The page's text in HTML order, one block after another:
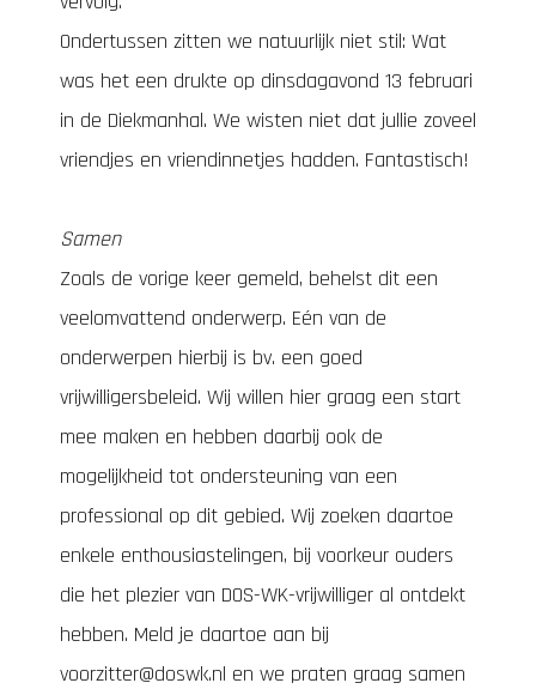
Ondertussen zitten we natuurlijk niet stil: Wat
was het een drukte op dinsdagavond 13 februari
in de Diekmanhal. We wisten niet dat jullie zoveel
vriendjes en vriendinnetjes hadden. Fantastisch!
Samen
Zoals de vorige keer gemeld, behelst dit een
veelomvattend onderwerp. Eén van de
onderwerpen hierbij is bv. een goed
vrijwilligersbeleid. Wij willen hier graag een start
mee maken en hebben daarbij ook de
mogelijkheid tot ondersteuning van een
professional op dit gebied. Wij zoeken daartoe
enkele enthousiastelingen, bij voorkeur ouders
die het plezier van DOS-WK-vrijwilliger al ontdekt
hebben. Meld je daartoe aan bij
voorzitter@doswk.nl en we praten graag samen